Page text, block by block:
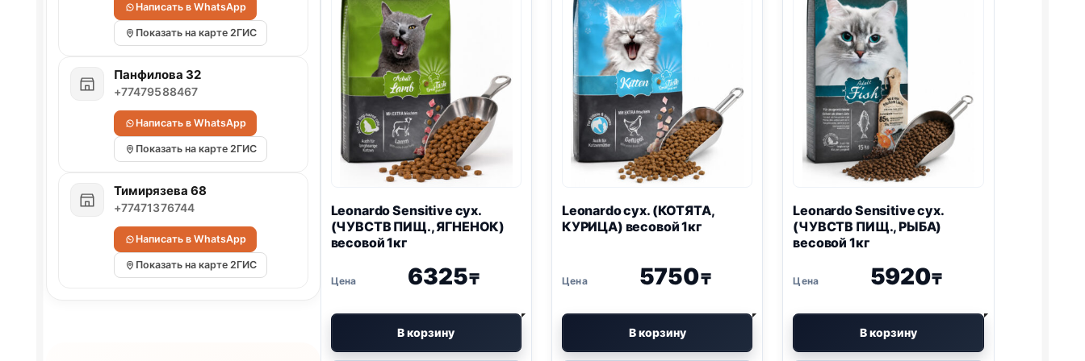
Leonardo Sensitive сух.
(ЧУВСТВ ПИЩ., ЯГНЕНОК)
весовой 1кг
6325₸
В корзину
Leonardo сух. (КОТЯТА,
КУРИЦА) весовой 1кг
5750₸
В корзину
Leonardo Sensitive сух.
(ЧУВСТВ ПИЩ., РЫБА)
весовой 1кг
5920₸
В корзину
Написать в WhatsApp
Показать на карте 2ГИС
Панфилова 32
+77479588467
Написать в WhatsApp
Показать на карте 2ГИС
Тимирязева 68
+77471376744
Написать в WhatsApp
Показать на карте 2ГИС